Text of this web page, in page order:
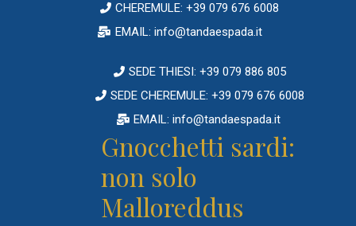
CHEREMULE: +39 079 676 6008
EMAIL: info@tandaespada.it
SEDE THIESI: +39 079 886 805
SEDE CHEREMULE: +39 079 676 6008
EMAIL: info@tandaespada.it
Gnocchetti sardi:
non solo
Malloreddus